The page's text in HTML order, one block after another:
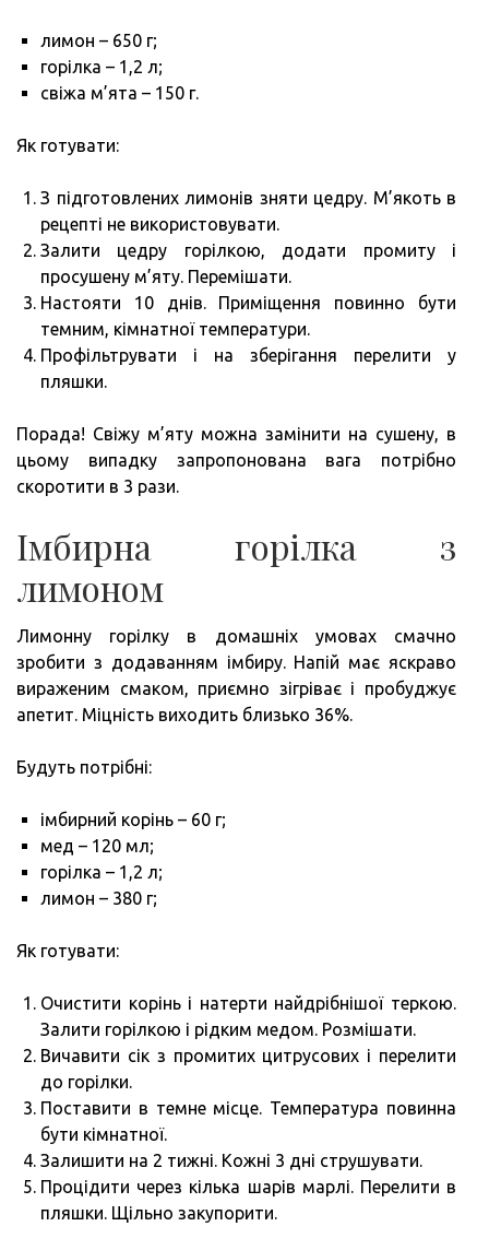
лимон – 650 г;
горілка – 1,2 л;
свіжа м’ята – 150 г.
Як готувати:
З підготовлених лимонів зняти цедру. М’якоть в
рецепті не використовувати.
Залити цедру горілкою, додати промиту і
просушену м’яту. Перемішати.
Настояти 10 днів. Приміщення повинно бути
темним, кімнатної температури.
Профільтрувати і на зберігання перелити у
пляшки.
Порада! Свіжу м’яту можна замінити на сушену, в
цьому випадку запропонована вага потрібно
скоротити в 3 рази.
Імбирна горілка з
лимоном
Лимонну горілку в домашніх умовах смачно
зробити з додаванням імбиру. Напій має яскраво
вираженим смаком, приємно зігріває і пробуджує
апетит. Міцність виходить близько 36%.
Будуть потрібні:
імбирний корінь – 60 г;
мед – 120 мл;
горілка – 1,2 л;
лимон – 380 г;
Як готувати:
Очистити корінь і натерти найдрібнішої теркою.
Залити горілкою і рідким медом. Розмішати.
Вичавити сік з промитих цитрусових і перелити
до горілки.
Поставити в темне місце. Температура повинна
бути кімнатної.
Залишити на 2 тижні. Кожні 3 дні струшувати.
Процідити через кілька шарів марлі. Перелити в
пляшки. Щільно закупорити.